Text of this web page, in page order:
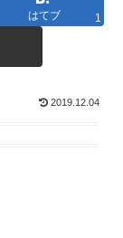
はてブ 1
2019.12.04